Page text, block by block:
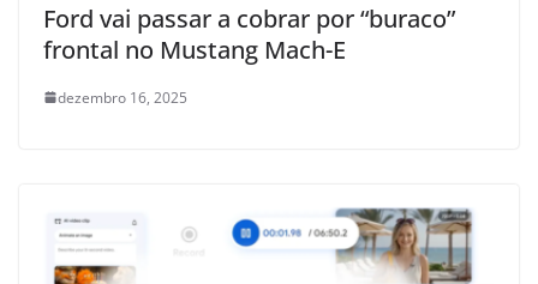
Ford vai passar a cobrar por “buraco”
frontal no Mustang Mach-E
dezembro 16, 2025